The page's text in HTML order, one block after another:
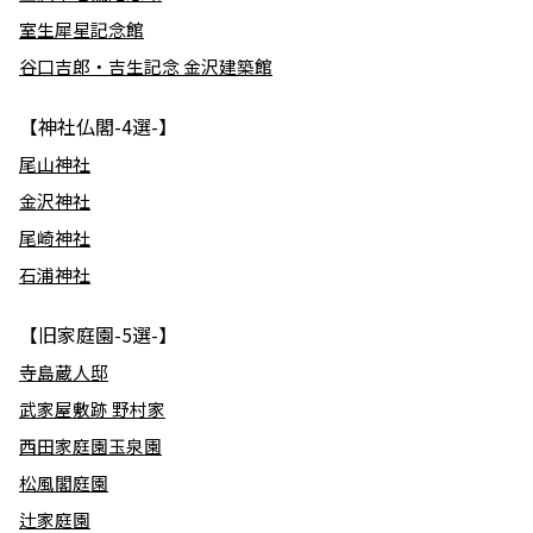
室生犀星記念館
谷口吉郎・吉生記念 金沢建築館
【神社仏閣-4選-】
尾山神社
金沢神社
尾崎神社
石浦神社
【旧家庭園-5選-】
寺島蔵人邸
武家屋敷跡 野村家
西田家庭園玉泉園
松風閣庭園
辻家庭園